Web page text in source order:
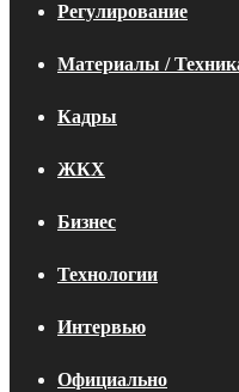
Регулирование
Материалы /
Кадры
ЖКХ
Бизнес
Технологии
Интервью
Официально